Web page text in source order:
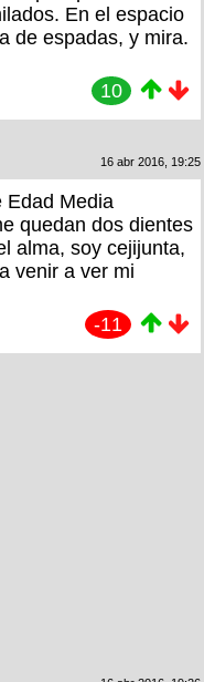
En el espacio
de espadas, y mira.
10
16 abr 2016, 19:25
Edad Media
quedan dos dientes
alma, soy cejijunta,
venir a ver mi
-11